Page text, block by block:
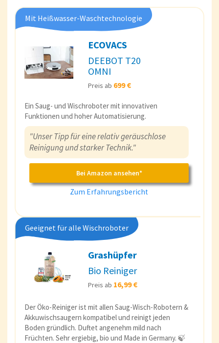
Mit Heißwasser-Waschtechnologie
ECOVACS
DEEBOT T20
OMNI
Preis ab 699 €
Ein Saug- und Wischroboter mit innovativen
Funktionen und hoher Automatisierung.
"Unser Tipp für eine relativ geräuschlose
Reinigung und starker Technik."
Bei Amazon ansehen*
Zum Erfahrungsbericht
Geeignet für alle Wischroboter
Grashüpfer
Bio Reiniger
Preis ab 16,99 €
Der Öko-Reiniger ist mit allen Saug-Wisch-Robotern &
Akkuwischsaugern kompatibel und reinigt jeden
Boden gründlich. Duftet angenehm mild nach
Früchten. Sehr ergiebig, bio und Made in Germany. 🍃